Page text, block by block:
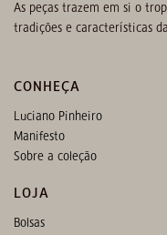
As peças trazem em si o
tradições e características
CONHEÇA
Luciano Pinheiro
Manifesto
Sobre a coleção
LOJA
Bolsas